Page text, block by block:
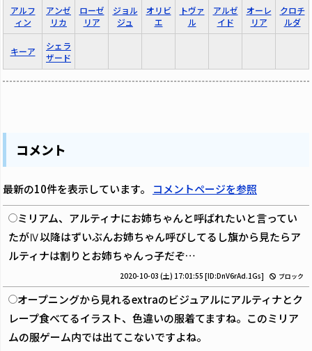
アルフ
ィン
アンゼ
リカ
ローゼ
リア
ジョル
ジュ
オリビ
エ
トヴァ
ル
アルゼ
イド
オーレ
リア
クロチ
ルダ
キーア
シェラ
ザード
コメント
最新の10件を表示しています。 コメントページを参照
ミリアム、アルティナにお姉ちゃんと呼ばれたいと言ってい
たがⅣ以降はずいぶんお姉ちゃん呼びしてるし旗から見たらア
ルティナは割りとお姉ちゃんっ子だぞ…
2020-10-03 (土) 17:01:55 [ID:DnV6rAd.1Gs] ブロック
オープニングから見れるextraのビジュアルにアルティナとク
レープ食べてるイラスト、色違いの服着てますね。このミリア
ムの服ゲーム内では出てこないですよね。